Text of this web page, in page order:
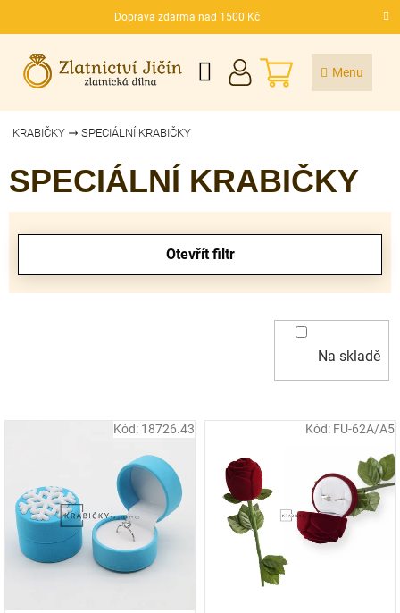
Doprava zdarma nad 1500 Kč
CZK
NÁKUPNÍ
KOŠÍK
KRABIČKY SPECIÁLNÍ KRABIČKY
SPECIÁLNÍ KRABIČKY
Na skladě
Otevřít filtr
s
k
Kód: 18726.43 Kód: FU-62A/A5